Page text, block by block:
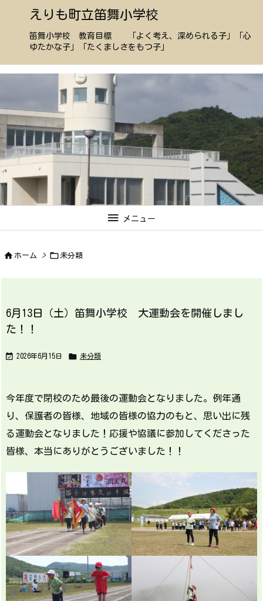
えりも町立笛舞小学校
笛舞小学校 教育目標 「よく考え、深められる子」「心
ゆたかな子」「たくましさをもつ子」
メニュー
 ホーム >  未分類
6月13日（土）笛舞小学校 大運動会を開催しまし
た！！
 2026年6月15日  未分類
今年度で閉校のため最後の運動会となりました。例年通
り、保護者の皆様、地域の皆様の協力のもと、思い出に残
る運動会となりました！応援や協議に参加してくださった
皆様、本当にありがとうございました！！